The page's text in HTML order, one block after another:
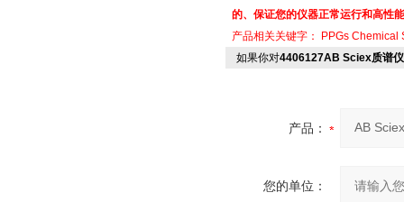
的、保证您的仪器正常运行和高性
产品相关关键字：
PPGs Chemical
如果你对4406127AB Sciex质谱
产品：
您的单位：